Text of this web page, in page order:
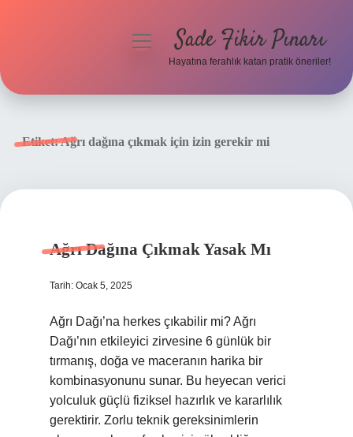
menüyüSade Fikir Pınarı
Hayatına ferahlık katan pratik öneriler!
Etiket:Ağrı dağına çıkmak için izin gerekir mi
Ağrı Dağına Çıkmak Yasak Mı
Tarih: Ocak 5, 2025
Ağrı Dağı’na herkes çıkabilir mi? Ağrı
Dağı’nın etkileyici zirvesine 6 günlük bir
tırmanış, doğa ve maceranın harika bir
kombinasyonunu sunar. Bu heyecan verici
yolculuk güçlü fiziksel hazırlık ve kararlılık
gerektirir. Zorlu teknik gereksinimlerin